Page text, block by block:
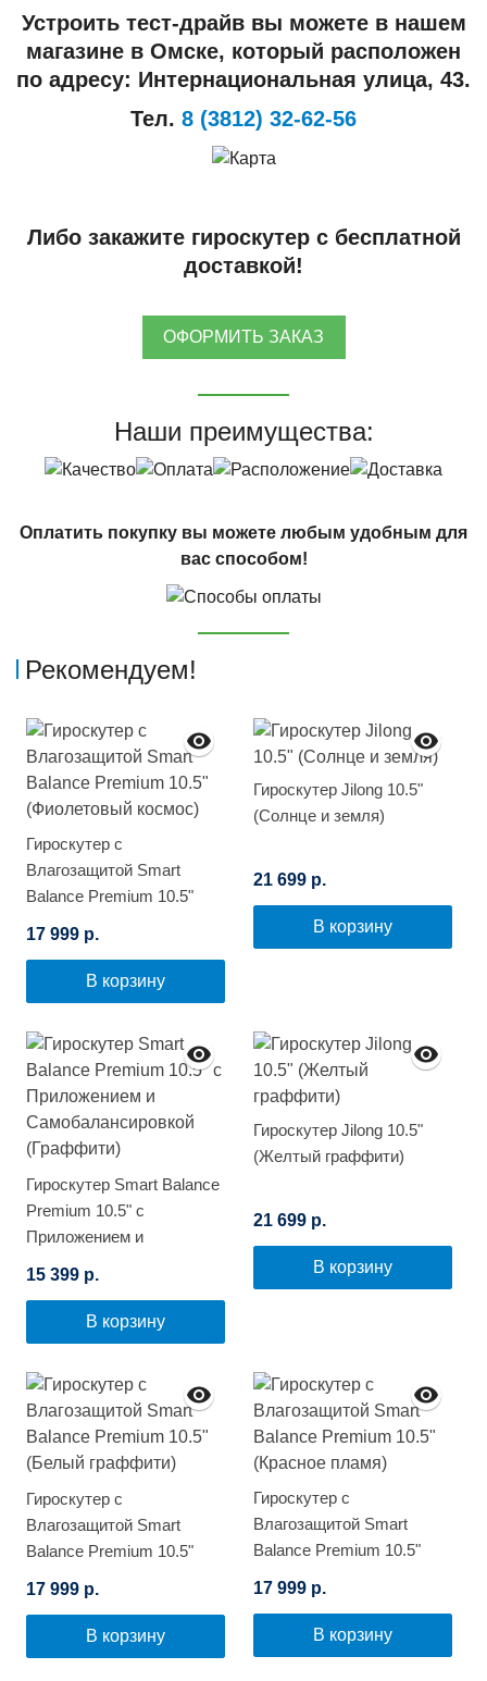
Устроить тест-драйв вы можете в нашем
магазине в Омске, который расположен
по адресу: Интернациональная улица, 43.
Тел. 8 (3812) 32-62-56
Либо закажите гироскутер с бесплатной
доставкой!
ОФОРМИТЬ ЗАКАЗ
Наши преимущества:
Оплатить покупку вы можете любым удобным для
вас способом!
Рекомендуем!
Гироскутер с
Влагозащитой Smart
Balance Premium 10.5"
17 999 р.
В корзину
Гироскутер Jilong 10.5"
(Солнце и земля)
21 699 р.
В корзину
Гироскутер Smart Balance
Premium 10.5" с
Приложением и
(Граффити)
15 399 р.
В корзину
Гироскутер Jilong 10.5"
(Желтый граффити)
21 699 р.
В корзину
Гироскутер с
Влагозащитой Smart
Balance Premium 10.5"
17 999 р.
В корзину
Гироскутер с
Влагозащитой Smart
Balance Premium 10.5"
17 999 р.
В корзину